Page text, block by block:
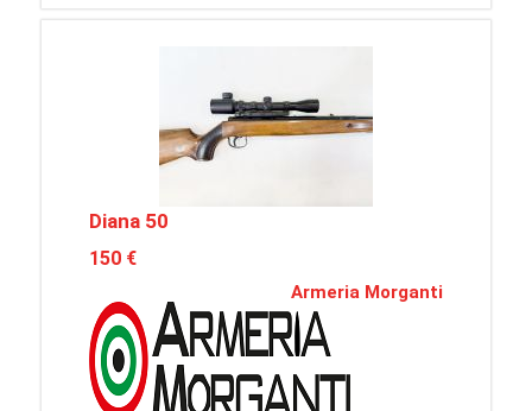
Diana 50
150 €
Armeria Morganti